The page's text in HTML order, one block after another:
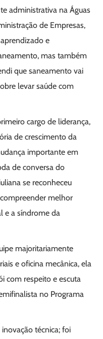
administrativa na Águas
de Empresas,
e
mas também
que saneamento vai
levar saúde com
cargo de liderança,
de crescimento da
importante em
de conversa do
se reconheceu
melhor
e a síndrome da
majoritariamente
e oficina mecânica, ela
com respeito e escuta
no Programa
técnica; foi